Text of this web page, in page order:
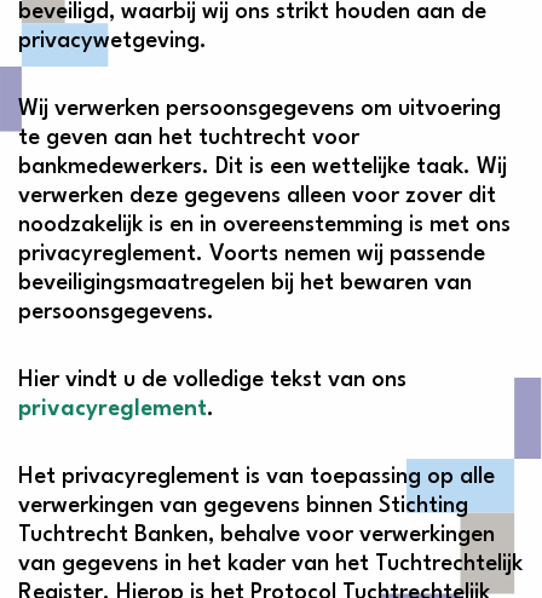
Nieuws
Contact
beveiligd, waarbij wij ons strikt houden aan de
privacywetgeving.
Wij verwerken persoonsgegevens om uitvoering
te geven aan het tuchtrecht voor
bankmedewerkers. Dit is een wettelijke taak. Wij
verwerken deze gegevens alleen voor zover dit
noodzakelijk is en in overeenstemming is met ons
privacyreglement. Voorts nemen wij passende
beveiligingsmaatregelen bij het bewaren van
persoonsgegevens.
Hier vindt u de volledige tekst van ons
privacyreglement.
Het privacyreglement is van toepassing op alle
verwerkingen van gegevens binnen Stichting
Tuchtrecht Banken, behalve voor verwerkingen
van gegevens in het kader van het Tuchtrechtelijk
Register. Hierop is het Protocol Tuchtrechtelijk